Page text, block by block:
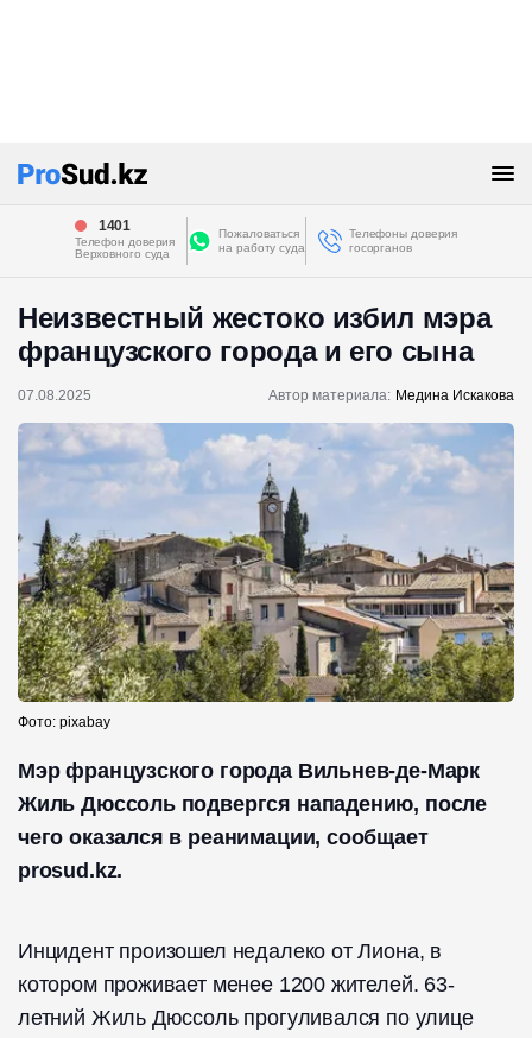
1401
Телефон доверия
Верховного суда
Пожаловаться
на работу суда
Телефоны доверия
госорганов
Неизвестный жестоко избил мэра
французского города и его сына
07.08.2025 Автор материала: Медина Искакова
Фото: pixabay
Мэр французского города Вильнев-де-Марк
Жиль Дюссоль подвергся нападению, после
чего оказался в реанимации, сообщает
prosud.kz.
Инцидент произошел недалеко от Лиона, в
котором проживает менее 1200 жителей. 63-
летний Жиль Дюссоль прогуливался по улице